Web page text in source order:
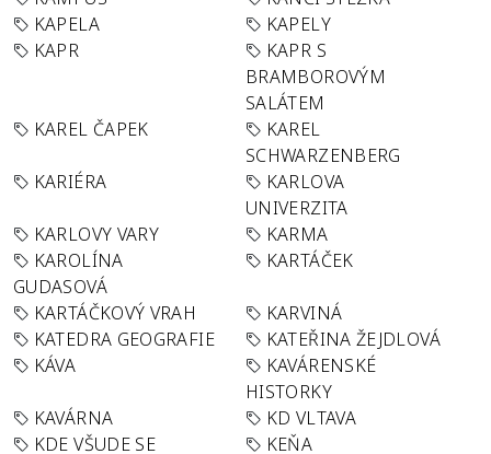
KAPELA
KAPELY
KAPR
KAPR S
BRAMBOROVÝM
SALÁTEM
KAREL ČAPEK
KAREL
SCHWARZENBERG
KARIÉRA
KARLOVA
UNIVERZITA
KARLOVY VARY
KARMA
KAROLÍNA
GUDASOVÁ
KARTÁČEK
KARTÁČKOVÝ VRAH
KARVINÁ
KATEDRA GEOGRAFIE
KATEŘINA ŽEJDLOVÁ
KÁVA
KAVÁRENSKÉ
HISTORKY
KAVÁRNA
KD VLTAVA
KDE VŠUDE SE
KEŇA